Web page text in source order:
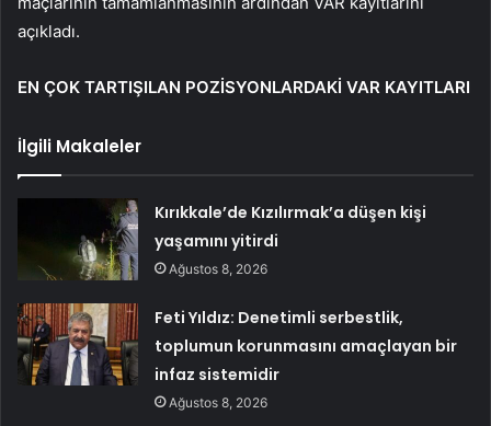
açıkladı.
EN ÇOK TARTIŞILAN POZİSYONLARDAKİ VAR KAYITLARI
İlgili Makaleler
Kırıkkale’de Kızılırmak’a düşen kişi
yaşamını yitirdi
Ağustos 8, 2026
Feti Yıldız: Denetimli serbestlik,
toplumun korunmasını amaçlayan bir
infaz sistemidir
Ağustos 8, 2026